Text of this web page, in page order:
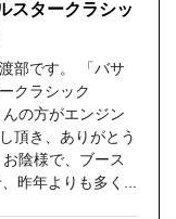
スタークラシッ
部です。 「バサ
クラシック
の方がエンジン
頂き、ありがとう
陰様で、ブース
昨年よりも多く...